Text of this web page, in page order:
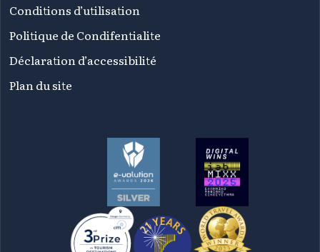
Conditions d’utilisation
Politique de Condifentialite
Déclaration d’accessibilité
Plan du site